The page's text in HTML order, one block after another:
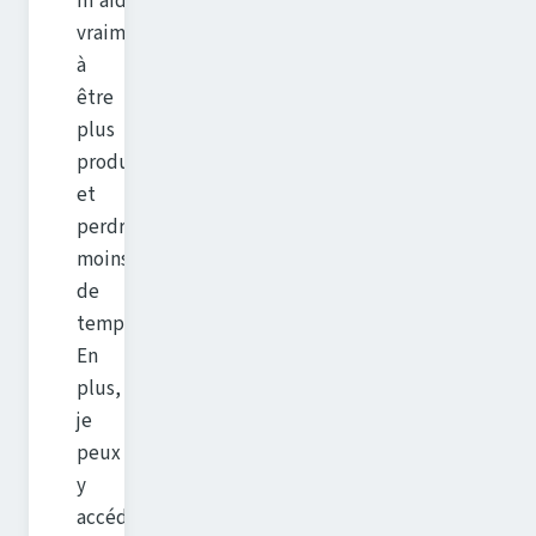
vraiment
à
être
plus
productif
et
perdre
moins
de
temps.
En
plus,
je
peux
y
accéder